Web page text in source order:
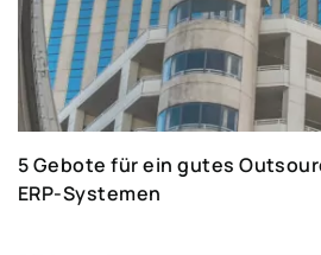
5 Gebote für ein gutes
ERP-Systemen